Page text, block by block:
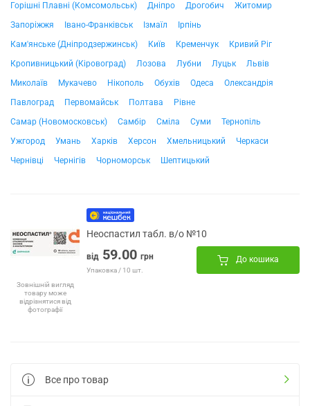
Горішні Плавні (Комсомольськ)
Дніпро Дрогобич
Житомир
Запоріжжя
Івано-Франківськ Ізмаїл
Ірпінь
Кам'янське (Дніпродзержинськ)
Київ Кременчук
Кривий Ріг
Кропивницький (Кіровоград)
Лозова Лубни Луцьк
Львів
Миколаїв
Мукачево Нікополь Обухів Одеса
Олександрія
Павлоград
Первомайськ Полтава
Рівне
Самар (Новомосковськ)
Самбір Сміла Суми
Тернопіль
Ужгород
Умань Харків Херсон Хмельницький
Черкаси
Чернівці
Чернігів Чорноморськ Шептицький
Зовнішній вигляд
товару може
відрізнятися від
фотографії
Неоспастил табл. в/о №10
від 59.00 грн
Упаковка / 10 шт.
До кошика
Все про товар